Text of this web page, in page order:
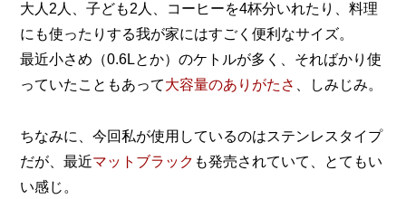
大人2人、子ども2人、コーヒーを4杯分いれたり、料理
にも使ったりする我が家にはすごく便利なサイズ。
最近小さめ（0.6Lとか）のケトルが多く、そればかり使
っていたこともあって大容量のありがたさ 、しみじみ。
ちなみに、今回私が使用しているのはステンレスタイプ
だが、最近マットブラック も発売されていて、とてもい
い感じ。